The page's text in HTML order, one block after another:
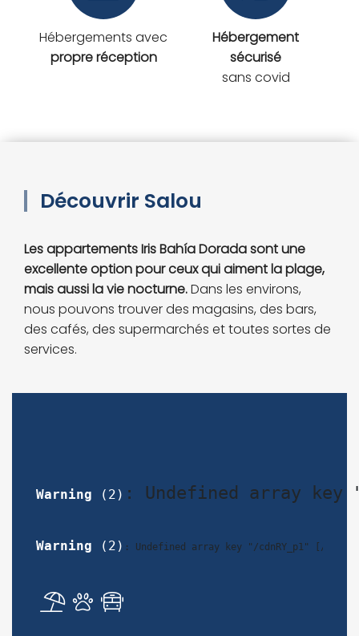
Hébergements avec
propre réception
Hébergement
sécurisé
sans covid
Découvrir Salou
Les appartements Iris Bahía Dorada sont une
excellente option pour ceux qui aiment la plage,
mais aussi la vie nocturne.Dans les environs,
nous pouvons trouver des magasins, des bars,
des cafés, des supermarchés et toutes sortes de
services.
Warning (2) : Undefined array
Warning (2) : Undefined array key "/cdnRY_p1" [ /var/